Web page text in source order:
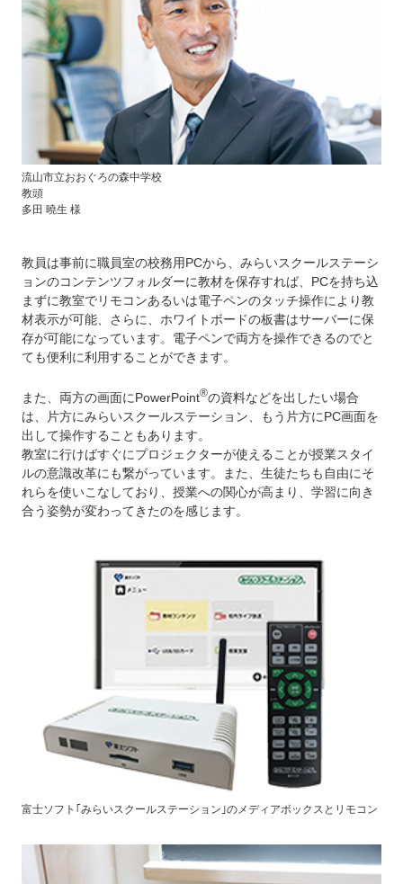
流山市立おおぐろの森中学校
教頭
多田 曉生 様
教員は事前に職員室の校務用PCから、みらいスクールステーシ
ョンのコンテンツフォルダーに教材を保存すれば、PCを持ち込
まずに教室でリモコンあるいは電子ペンのタッチ操作により教
材表示が可能、さらに、ホワイトボードの板書はサーバーに保
存が可能になっています。電子ペンで両方を操作できるのでと
ても便利に利用することができます。
また、両方の画面にPowerPoint®の資料などを出したい場合
は、片方にみらいスクールステーション、もう片方にPC画面を
出して操作することもあります。
教室に行けばすぐにプロジェクターが使えることが授業スタイ
ルの意識改革にも繋がっています。また、生徒たちも自由にそ
れらを使いこなしており、授業への関心が高まり、学習に向き
合う姿勢が変わってきたのを感じます。
富士ソフト｢みらいスクールステーション｣のメディアボックスとリモコン